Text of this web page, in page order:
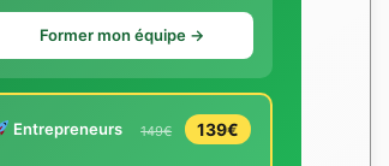
Former mon équipe →
Entrepreneurs 149€ 139€